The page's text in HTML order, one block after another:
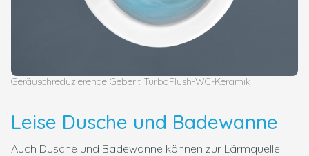
Geräuschreduzierende Geberit TurboFlush-WC-Keramik
Leise Dusche und Badewanne
Auch Dusche und Badewanne können zur Lärmquelle